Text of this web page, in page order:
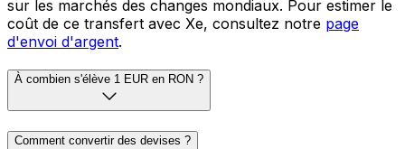
sur les marchés des changes mondiaux. Pour estimer le
coût de ce transfert avec Xe, consultez notre page
d'envoi d'argent.
À combien s'élève 1 EUR en RON ?
Comment convertir des devises ?